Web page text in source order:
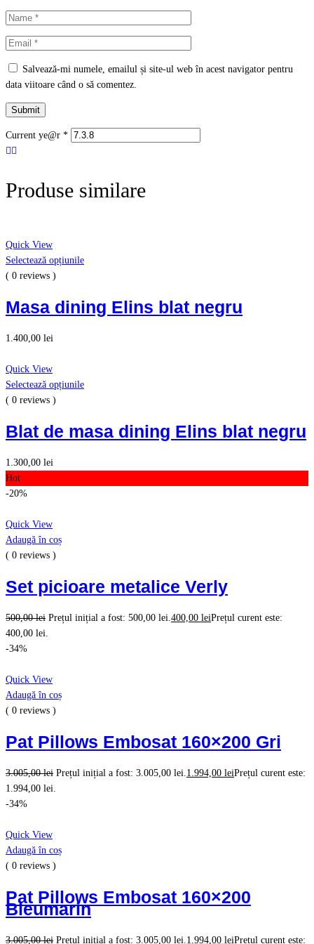
Salvează-mi numele, emailul și site-ul web în acest navigator pentru
data viitoare când o să comentez.
Current ye@r *
Produse similare
Quick View
Selectează opțiunile
( 0 reviews )
Masa dining Elins blat negru
1.400,00 lei
Quick View
Selectează opțiunile
( 0 reviews )
Blat de masa dining Elins blat negru
1.300,00 lei
Hot
-20%
Quick View
Adaugă în coș
( 0 reviews )
Set picioare metalice Verly
500,00lei Prețul inițial a fost: 500,00 lei. 400,00 leiPrețul curent este:
400,00 lei.
-34%
Quick View
Adaugă în coș
( 0 reviews )
Pat Pillows Embosat 160×200 Gri
3.005,00lei Prețul inițial a fost: 3.005,00 lei. 1.994,00 leiPrețul curent este:
1.994,00 lei.
-34%
Quick View
Adaugă în coș
( 0 reviews )
Pat Pillows Embosat 160×200
Bleumarin
3.005,00lei Prețul inițial a fost: 3.005,00 lei. 1.994,00 leiPrețul curent este: